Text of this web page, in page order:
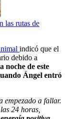
las rutas de
indicó que el
debido a
noche de este
Ángel entró
empezado a fallar.
24 horas,